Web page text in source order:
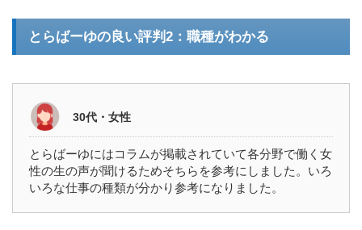
とらばーゆの良い評判2：職種がわかる
30代・女性
とらばーゆにはコラムが掲載されていて各分野で働く女
性の生の声が聞けるためそちらを参考にしました。いろ
いろな仕事の種類が分かり参考になりました。